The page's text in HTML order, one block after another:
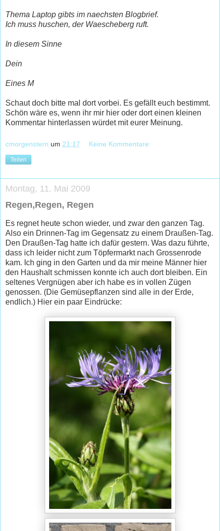
Thema Laptop gibts im naechsten Blogbrief.
Ich muss huschen, der Waescheberg ruft.
In diesem Sinne
Dein
Eines M
Schaut doch bitte mal dort vorbei. Es gefällt euch bestimmt.
Schön wäre es, wenn ihr mir hier oder dort einen kleinen
Kommentar hinterlassen würdet mit eurer Meinung.
cmorgenstern um 21:17 Keine Kommentare:
Teilen
Montag, 11. Mai 2009
Regen,Regen, Regen
Es regnet heute schon wieder, und zwar den ganzen Tag.
Also ein Drinnen-Tag im Gegensatz zu einem Draußen-Tag.
Den Draußen-Tag hatte ich dafür gestern. Was dazu führte,
dass ich leider nicht zum Töpfermarkt nach Grossenrode
kam. Ich ging in den Garten und da mir meine Männer hier
den Haushalt schmissen konnte ich auch dort bleiben. Ein
seltenes Vergnügen aber ich habe es in vollen Zügen
genossen. (Die Gemüsepflanzen sind alle in der Erde,
endlich.) Hier ein paar Eindrücke: